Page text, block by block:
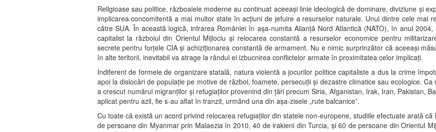
Religioase sau politice, războaiele moderne au continuat aceeași linie ideologică de dominare, diviziune și
implicarea concomitentă a mai multor state în acțiuni de jefuire a resurselor naturale. Unul dintre cele mai
către SUA. În această logică, intrarea României în așa-numita Alianță Nord Atlantică (NATO), în anul
capitalist la războiul din Orientul Mijlociu și relocarea constantă a resurselor economice pentru
secrete pentru forțele CIA și achiziționarea constantă de armament. Nu e nimic surprinzător că aceeași
în alte teritorii, inevitabil va atrage la rândul ei izbucnirea conflictelor armate în proximitatea celor implicați.
Indiferent de formele de organizare statală, natura violentă a jocurilor politice capitaliste a dus la crime
apoi la dislocări de populație pe motive de război, foamete, persecuții și dezastre climatice sau ecologice.
a crescut numărul migranților și refugiaților provenind din țări precum Siria, Afganistan, Irak, Iran, Pakistan,
aplicat pentru azil, fie s-au aflat în tranzit, urmând una din așa-zisele „rute balcanice”.
Cu toate că există un acord privind relocarea refugiaților din statele non-europene, studiile efectuate arată
de persoane din Myanmar prin Malaezia în 2010, 40 de irakieni din Turcia, și 60 de persoane din Orientul